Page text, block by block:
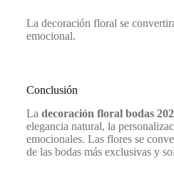
La decoración floral se
emocional.
Conclusión
La decoración floral bodas
elegancia natural, la
emocionales. Las flores se
de las bodas más exclusivas y